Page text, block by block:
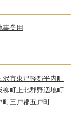
事業用
沢市東津軽郡平内町
柳町上北郡野辺地町
町三戸郡五戸町